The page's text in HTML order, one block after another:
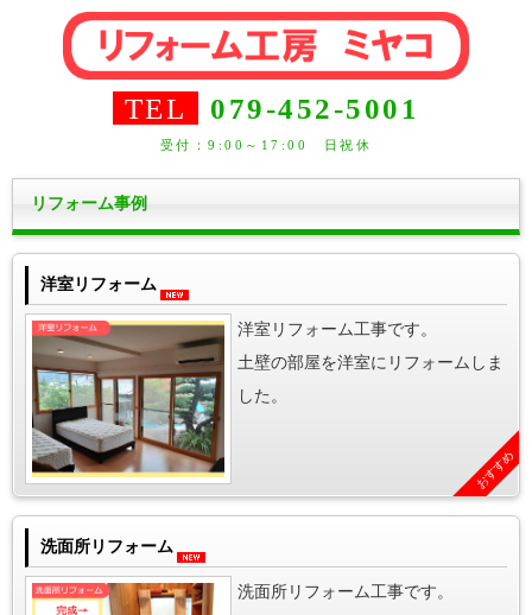
TEL 079-452-5001
受付：9:00～17:00 日祝休
リフォーム事例
洋室リフォーム
洋室リフォーム工事です。
土壁の部屋を洋室にリフォームしま
した。
おすすめ
洗面所リフォーム
洗面所リフォーム工事です。